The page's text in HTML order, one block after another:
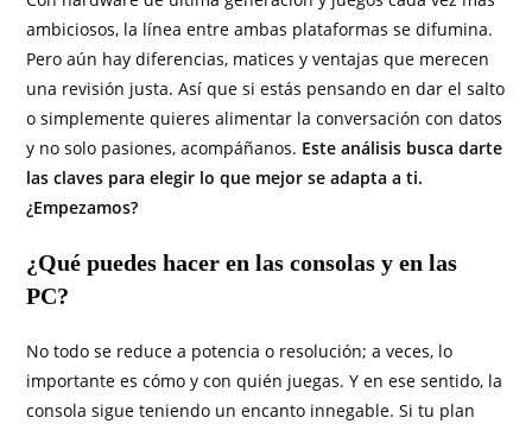
ambiciosos, la línea entre ambas plataformas se difumina.
Pero aún hay diferencias, matices y ventajas que merecen
una revisión justa. Así que si estás pensando en dar el salto
o simplemente quieres alimentar la conversación con datos
y no solo pasiones, acompáñanos. Este análisis busca darte
las claves para elegir lo que mejor se adapta a ti.
¿Empezamos?
¿Qué puedes hacer en las consolas y en las
PC?
No todo se reduce a potencia o resolución; a veces, lo
importante es cómo y con quién juegas. Y en ese sentido, la
consola sigue teniendo un encanto innegable. Si tu plan